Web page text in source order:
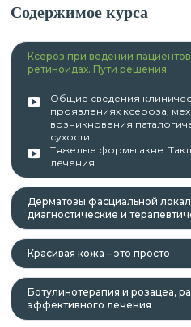
Содержимое курса
Ксероз при ведении
ретиноидах. Пути решения.
Общие сведения
проявлениях ксероза,
возникновения
сухости
Тяжелые формы акне.
лечения.
Дерматозы фасциальной
диагностические и
Красивая кожа – это просто
Ботулинотерапия и розацеа,
эффективного лечения